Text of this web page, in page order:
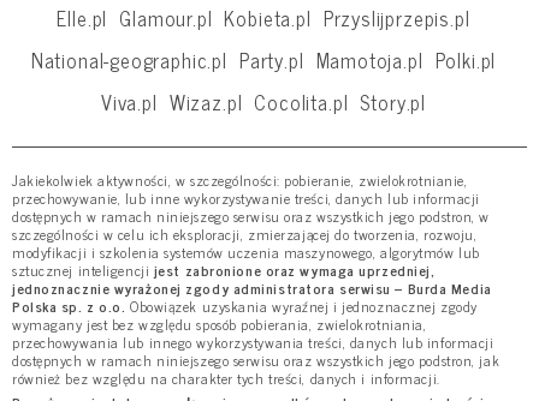
Elle.pl Glamour.pl Kobieta.pl Przyslijprzepis.pl
National-geographic.pl Party.pl Mamotoja.pl Polki.pl
Viva.pl Wizaz.pl Cocolita.pl Story.pl
Jakiekolwiek aktywności, w szczególności: pobieranie, zwielokrotnianie,
przechowywanie, lub inne wykorzystywanie treści, danych lub informacji
dostępnych w ramach niniejszego serwisu oraz wszystkich jego podstron, w
szczególności w celu ich eksploracji, zmierzającej do tworzenia, rozwoju,
modyfikacji i szkolenia systemów uczenia maszynowego, algorytmów lub
sztucznej inteligencji jest zabronione oraz wymaga uprzedniej,
jednoznacznie wyrażonej zgody administratora serwisu – Burda Media
Polska sp. z o.o. Obowiązek uzyskania wyraźnej i jednoznacznej zgody
wymagany jest bez względu sposób pobierania, zwielokrotniania,
przechowywania lub innego wykorzystywania treści, danych lub informacji
dostępnych w ramach niniejszego serwisu oraz wszystkich jego podstron, jak
również bez względu na charakter tych treści, danych i informacji.